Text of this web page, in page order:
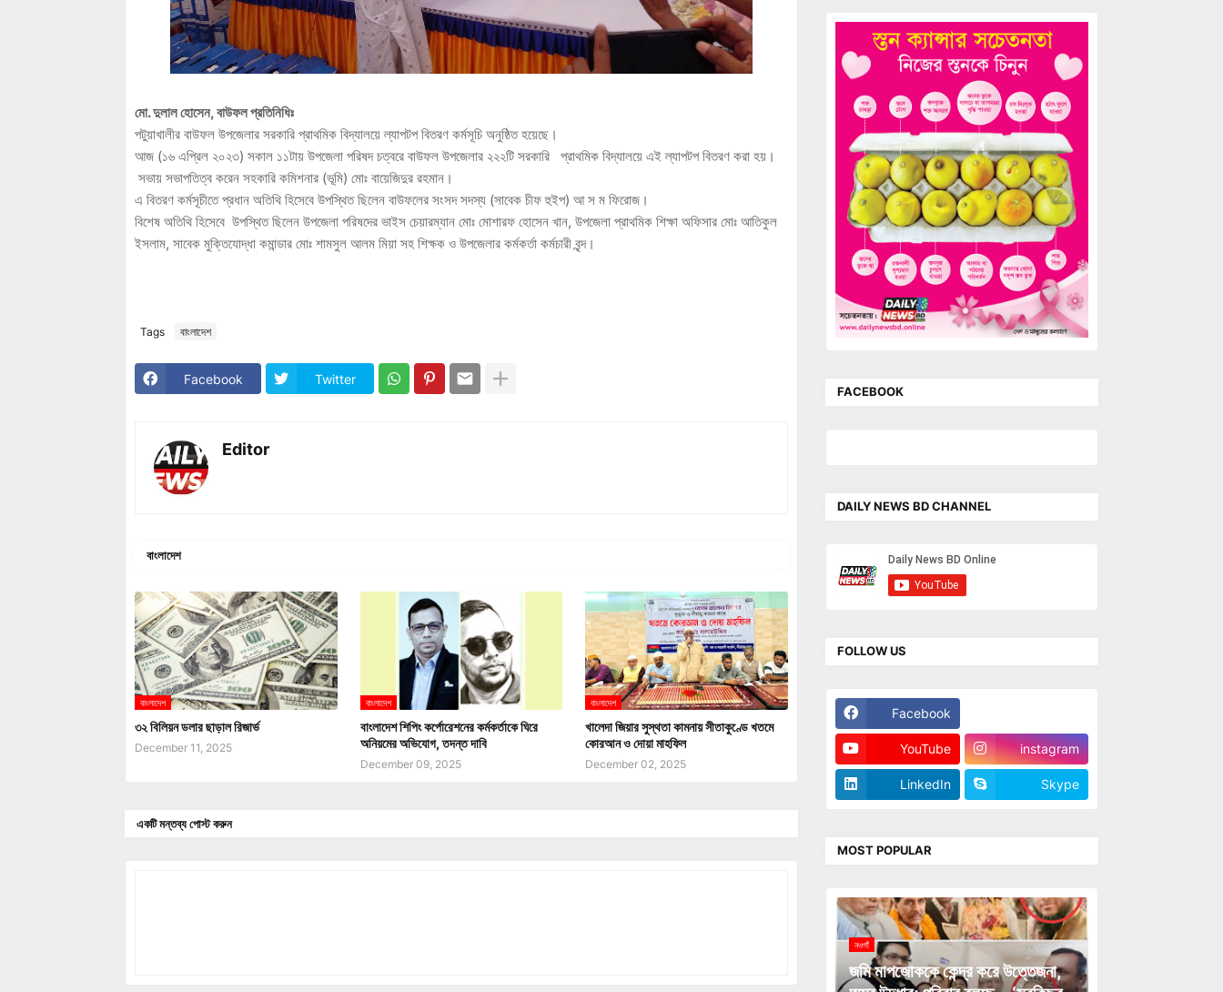
মো. দুলাল হোসেন, বাউফল প্রতিনিধিঃ
পটুয়াখালীর বাউফল উপজেলার সরকারি প্রাথমিক বিদ্যালয়ে ল্যাপটপ বিতরণ কর্মসূচি অনুষ্ঠিত হয়েছে।
আজ (১৬ এপ্রিল ২০২৩) সকাল ১১টায় উপজেলা পরিষদ চত্বরে বাউফল উপজেলার ২২২টি সরকারি প্রাথমিক বিদ্যালয়ে এই ল্যাপটপ বিতরণ করা হয়।
সভায় সভাপতিত্ব করেন সহকারি কমিশনার (ভূমি) মোঃ বায়েজিদুর রহমান।
এ বিতরণ কর্মসূচীতে প্রধান অতিথি হিসেবে উপস্থিত ছিলেন বাউফলের সংসদ সদস্য (সাবেক চীফ হুইপ) আ স ম ফিরোজ।
বিশেষ অতিথি হিসেবে উপস্থিত ছিলেন উপজেলা পরিষদের ভাইস চেয়ারম্যান মোঃ মোশারফ হোসেন খান, উপজেলা প্রাথমিক শিক্ষা অফিসার মোঃ আতিকুল
ইসলাম, সাবেক মুক্তিযোদ্ধা কমান্ডার মোঃ শামসুল আলম মিয়া সহ শিক্ষক ও উপজেলার কর্মকর্তা কর্মচারী বৃন্দ।
Tags বাংলাদেশ
Facebook Twitter
Editor
বাংলাদেশ
বাংলাদেশ
৩২ বিলিয়ন ডলার ছাড়াল রিজার্ভ
December 11, 2025
বাংলাদেশ
বাংলাদেশ শিপিং কর্পোরেশনের কর্মকর্তাকে ঘিরে
অনিয়মের অভিযোগ, তদন্ত দাবি
December 09, 2025
বাংলাদেশ
খালেদা জিয়ার সুস্থতা কামনায় সীতাকুণ্ডে খতমে
কোরআন ও দোয়া মাহফিল
December 02, 2025
একটি মন্তব্য পোস্ট করুন
FACEBOOK
DAILY NEWS BD CHANNEL
FOLLOW US
Facebook
YouTube instagram
LinkedIn Skype
MOST POPULAR
নওগাঁ
জমি মাপজোককে কেন্দ্র করে উত্তেজনা,